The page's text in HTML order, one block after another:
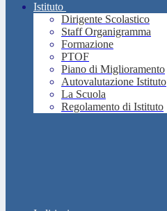
Istituto
Dirigente Scolastico
Staff Organigramma
Formazione
PTOF
Piano di Miglioramento
Autovalutazione Istituto
La Scuola
Regolamento di Istituto